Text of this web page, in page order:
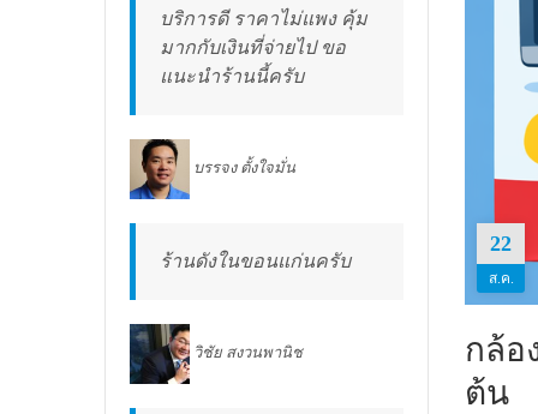
บริการดี ราคาไม่แพง คุ้ม
มากกับเงินที่จ่ายไป ขอ
แนะนำร้านนี้ครับ
บรรจง ตั้งใจมั่น
ร้านดังในขอนแก่นครับ
วิชัย สงวนพานิช
22
ส.ค.
กล้อ
ต้น